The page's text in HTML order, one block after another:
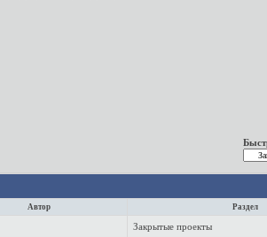
Автор Раздел
Закрытые проекты